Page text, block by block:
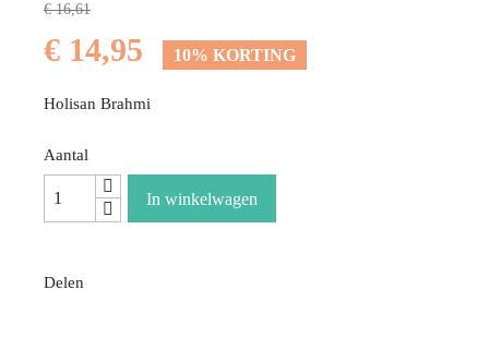
€ 16,61
€ 14,95 10% KORTING
Holisan Brahmi
Aantal
In winkelwagen
Delen